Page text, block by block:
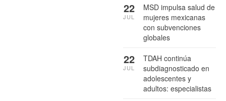
MSD impulsa salud de
mujeres mexicanas
con subvenciones
globales
22
JUL
TDAH continúa
subdiagnosticado en
adolescentes y
adultos: especialistas
22
JUL